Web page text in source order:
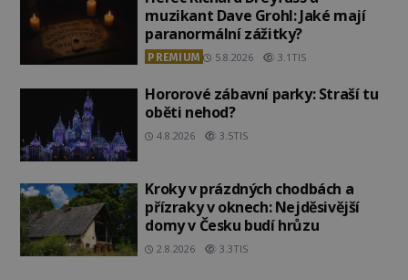
muzikant Dave Grohl: Jaké mají
paranormální zážitky?
PREMIUM 5.8.2026 3.1TIS
Hororové zábavní parky: Straší tu
oběti nehod?
4.8.2026 3.5TIS
Kroky v prázdných chodbách a
přízraky v oknech: Nejděsivější
domy v Česku budí hrůzu
2.8.2026 3.3TIS